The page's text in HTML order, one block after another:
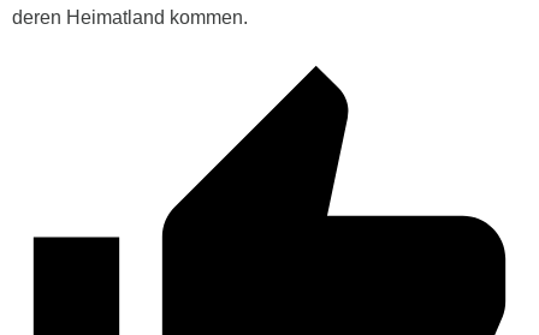
deren Heimatland kommen.